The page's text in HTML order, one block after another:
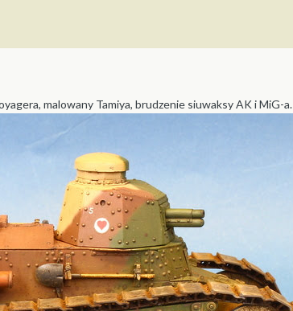
malowany Tamiya, brudzenie siuwaksy AK i MiG-a.